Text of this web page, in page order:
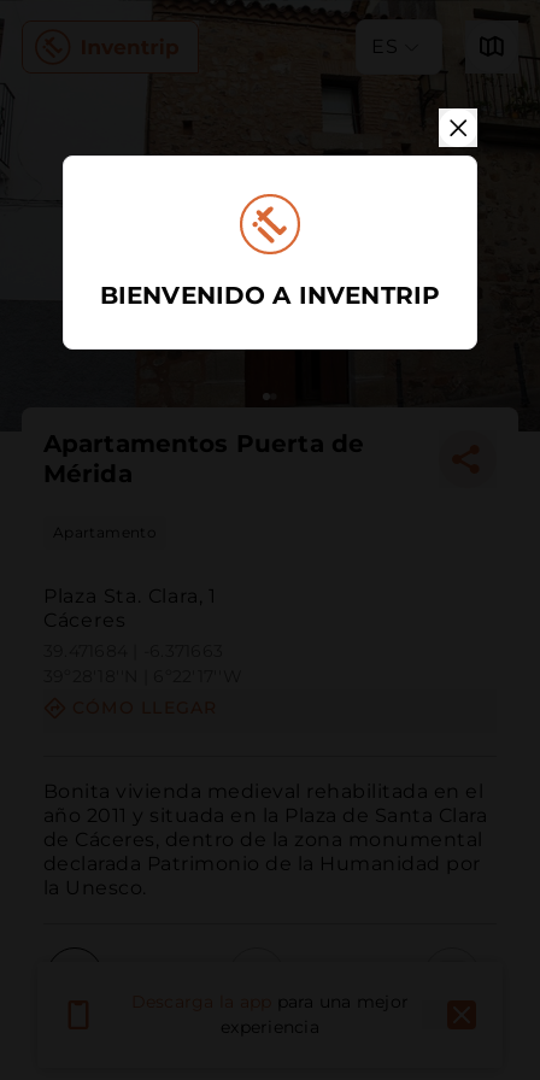
ES
Apartamentos Puerta de
Mérida
Apartamento
Plaza Sta. Clara, 1
Cáceres
Bonita vivienda medieval rehabilitada en el
año 2011 y situada en la Plaza de Santa Clara
de Cáceres, dentro de la zona monumental
declarada Patrimonio de la Humanidad por
la Unesco.
Email
para una mejor
experiencia
BIENVENIDO A INVENTRIP